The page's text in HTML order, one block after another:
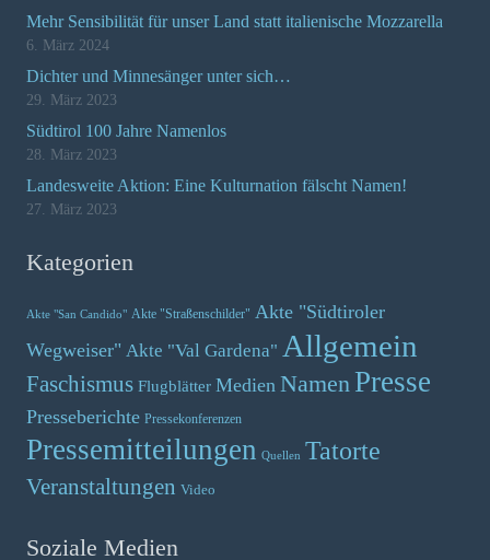
Mehr Sensibilität für unser Land statt italienische Mozzarella
6. März 2024
Dichter und Minnesänger unter sich…
29. März 2023
Südtirol 100 Jahre Namenlos
28. März 2023
Landesweite Aktion: Eine Kulturnation fälscht Namen!
27. März 2023
Kategorien
Akte "San Candido" Akte "Straßenschilder" Akte "Südtiroler
Wegweiser" Akte "Val Gardena" Allgemein
Faschismus Flugblätter Medien Namen Presse
Presseberichte Pressekonferenzen
Pressemitteilungen Quellen Tatorte
Veranstaltungen Video
Soziale Medien